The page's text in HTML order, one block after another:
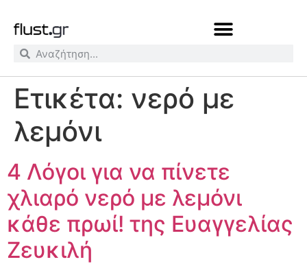
Ετικέτα: νερό με
λεμόνι
4 Λόγοι για να πίνετε
χλιαρό νερό με λεμόνι
κάθε πρωί! της Ευαγγελίας
Ζευκιλή